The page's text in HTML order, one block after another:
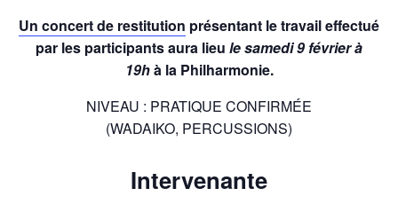
Un concert de restitution présentant le travail effectué
par les participants aura lieu le samedi 9 février à
19hà la Philharmonie.
NIVEAU : PRATIQUE CONFIRMÉE
(WADAIKO, PERCUSSIONS)
Intervenante